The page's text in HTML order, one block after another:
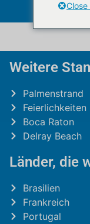
Nederlands
Weitere
Palmenstrand
Feierlichkeiten
Boca Raton
Delray Beach
Länder, die
Brasilien
Frankreich
Portugal